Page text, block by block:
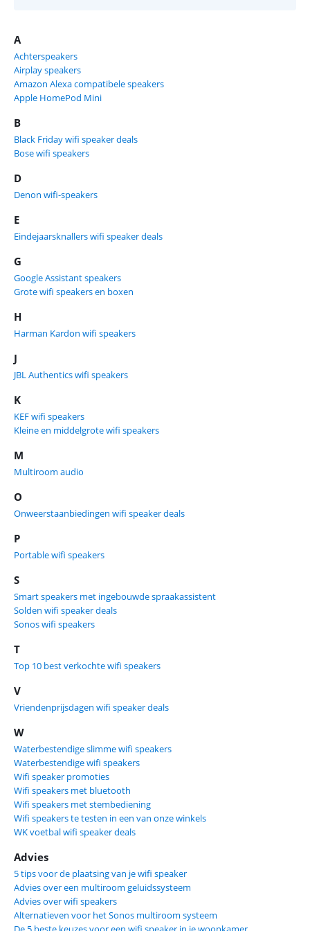
A
Achterspeakers
Airplay speakers
Amazon Alexa compatibele speakers
Apple HomePod Mini
B
Black Friday wifi speaker deals
Bose wifi speakers
D
Denon wifi-speakers
E
Eindejaarsknallers wifi speaker deals
G
Google Assistant speakers
Grote wifi speakers en boxen
H
Harman Kardon wifi speakers
J
JBL Authentics wifi speakers
K
KEF wifi speakers
Kleine en middelgrote wifi speakers
M
Multiroom audio
O
Onweerstaanbiedingen wifi speaker deals
P
Portable wifi speakers
S
Smart speakers met ingebouwde spraakassistent
Solden wifi speaker deals
Sonos wifi speakers
T
Top 10 best verkochte wifi speakers
V
Vriendenprijsdagen wifi speaker deals
W
Waterbestendige slimme wifi speakers
Waterbestendige wifi speakers
Wifi speaker promoties
Wifi speakers met bluetooth
Wifi speakers met stembediening
Wifi speakers te testen in een van onze winkels
WK voetbal wifi speaker deals
Advies
5 tips voor de plaatsing van je wifi speaker
Advies over een multiroom geluidssysteem
Advies over wifi speakers
Alternatieven voor het Sonos multiroom systeem